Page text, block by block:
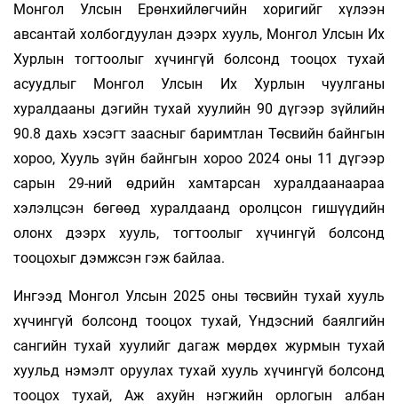
Монгол Улсын Ерөнхийлөгчийн хоригийг хүлээн
авсантай холбогдуулан дээрх хууль, Монгол Улсын Их
Хурлын тогтоолыг хүчингүй болсонд тооцох тухай
асуудлыг Монгол Улсын Их Хурлын чуулганы
хуралдааны дэгийн тухай хуулийн 90 дүгээр зүйлийн
90.8 дахь хэсэгт заасныг баримтлан Төсвийн байнгын
хороо, Хууль зүйн байнгын хороо 2024 оны 11 дүгээр
сарын 29-ний өдрийн хамтарсан хуралдаанаараа
хэлэлцсэн бөгөөд хуралдаанд оролцсон гишүүдийн
олонх дээрх хууль, тогтоолыг хүчингүй болсонд
тооцохыг дэмжсэн гэж байлаа.
Ингээд Монгол Улсын 2025 оны төсвийн тухай хууль
хүчингүй болсонд тооцох тухай, Үндэсний баялгийн
сангийн тухай хуулийг дагаж мөрдөх журмын тухай
хуульд нэмэлт оруулах тухай хууль хүчингүй болсонд
тооцох тухай, Аж ахуйн нэгжийн орлогын албан